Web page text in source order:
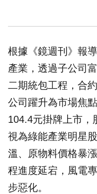
根據《鏡週刊》報
產業，透過子公司
二期統包工程，合
公司躍升為市場焦
104.4元掛牌上市，
視為綠能產業明星
溫、原物料價格暴
程進度延宕，風電
步惡化。